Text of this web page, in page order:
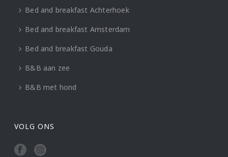
Bed and breakfast Achterhoek
Bed and breakfast Amsterdam
Bed and breakfast Gouda
B&B aan zee
B&B met hond
VOLG ONS